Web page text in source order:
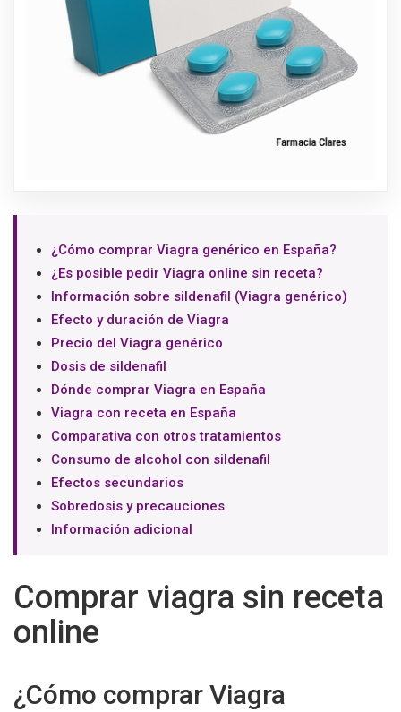
¿Cómo comprar Viagra genérico en España?
¿Es posible pedir Viagra online sin receta?
Información sobre sildenafil (Viagra genérico)
Efecto y duración de Viagra
Precio del Viagra genérico
Dosis de sildenafil
Dónde comprar Viagra en España
Viagra con receta en España
Comparativa con otros tratamientos
Consumo de alcohol con sildenafil
Efectos secundarios
Sobredosis y precauciones
Información adicional
Comprar viagra sin receta
online
¿Cómo comprar Viagra